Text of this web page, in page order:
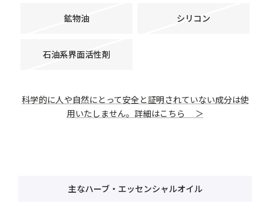
鉱物油 シリコン
石油系界面活性剤
科学的に人や自然にとって安全と証明されていない成分は使
用いたしません。詳細はこちら ＞
主なハーブ・エッセンシャルオイル